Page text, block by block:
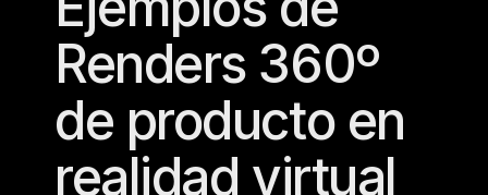
Renders 360º
de producto en
realidad virtual